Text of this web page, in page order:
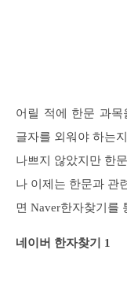
어릴 적에 한문 과목
글자를 외워야 하는
나쁘지 않았지만 한
나 이제는 한문과 관
면 Naver한자찾기를
네이버 한자찾기 1